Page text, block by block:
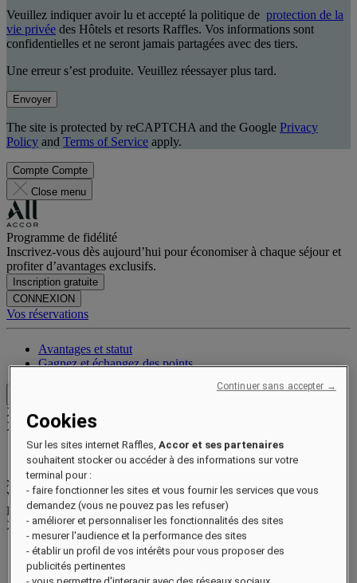
Veuillez indiquer avoir lu et accepté la politique de protection de la
vie privée des Hôtels et resorts Raffles. Vos informations sont
confidentielles et ne seront jamais partagées avec des tiers.
Une erreur s’est produite. Veuillez réessayer plus tard.
Envoyer
The site is protected by reCAPTCHA and the Google Privacy
Policy and Terms of Service apply.
Compte Compte
Close menu
Programme de fidélité
Inscrivez-vous dès aujourd’hui pour économiser à chaque séjour et
profiter d’avantages exclusifs.
Inscription gratuite
CONNEXION
Vos réservations
Avantages et statut
Gagnez et échangez des points
Xxxx Xxxxxxxxx
XXXXXX X XXXXXXXX X
xxxxxxxx
Valid untilxx/xx/xxxx
Points de récompense
XXXpts
Votre compte fidélité
Vos réservations
Cookies
Sur les sites internet Raffles,Accor et ses partenaires
souhaitent stocker ou accéder à des informations sur votre
terminal pour :
- faire fonctionner les sites et vous fournir les services que vous
demandez (vous ne pouvez pas les refuser)
- améliorer et personnaliser les fonctionnalités des sites
- mesurer l'audience et la performance des sites
- établir un profil de vos intérêts pour vous proposer des
publicités pertinentes
Continuer sans accepter →